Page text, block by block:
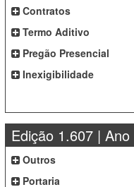
Contratos
Termo Aditivo
Pregão Presencial
Inexigibilidade
Edição 1.607 | Ano
Outros
Portaria